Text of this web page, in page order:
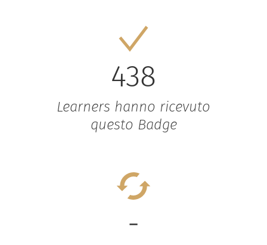
438
Learners hanno ricevuto
questo Badge
-